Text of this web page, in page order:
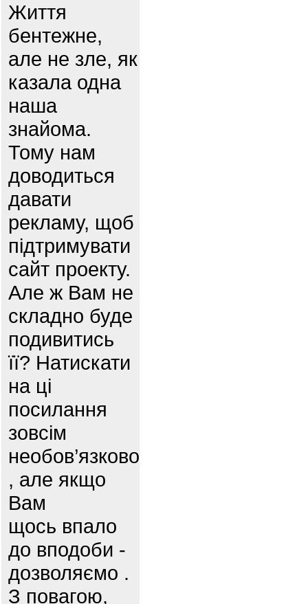
Життя
бентежне,
але не зле, як
казала одна
наша
знайома.
Тому нам
доводиться
давати
рекламу, щоб
підтримувати
сайт проекту.
Але ж Вам не
складно буде
подивитись
її? Натискати
на ці
посилання
зовсім
необов’язково
, але якщо
Вам
щось впало
до вподоби -
дозволяємо .
З повагою,